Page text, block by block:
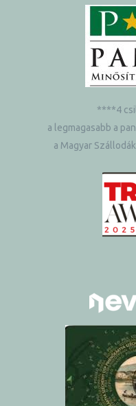
****4
a legmagasabb a
a Magyar